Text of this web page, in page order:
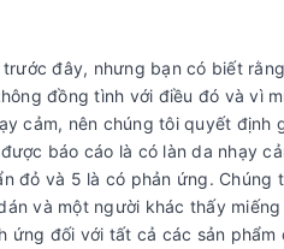
đây, nhưng bạn có biết
đồng tình với điều đó và vì
cảm, nên chúng tôi quyết định
báo cáo là có làn da nhạy
đỏ và 5 là có phản ứng. Chúng
và một người khác thấy miếng
ứng đối với tất cả các sản phẩm